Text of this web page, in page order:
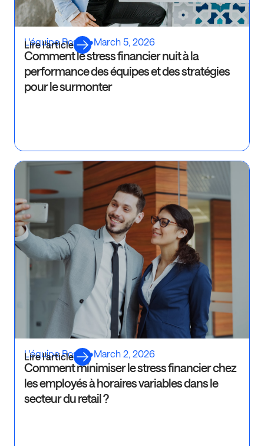
L'équipe Rosaly•March 5, 2026
Comment le stress financier nuit à la
performance des équipes et des stratégies
pour le surmonter
Lire l’article
L'équipe Rosaly•March 2, 2026
Comment minimiser le stress financier chez
les employés à horaires variables dans le
secteur du retail ?
Lire l’article